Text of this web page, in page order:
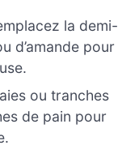
la demi-
d’amande pour
ou tranches
de pain pour